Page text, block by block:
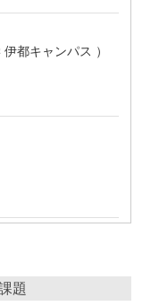
都キャンパス ）
題